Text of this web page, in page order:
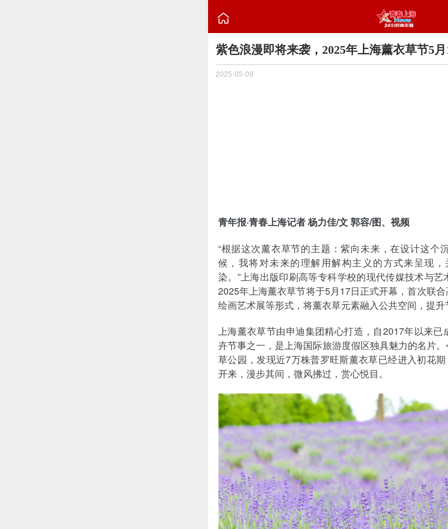

紫色浪漫即将来袭，2025年上海薰衣草节5
2025-05-09
青年报·青春上海记者 杨力佳/文 郭容/图、视频
“根据这次薰衣草节的主题：紫向未来，在设计这个
候，我将对未来的理解用解构主义的方式来呈现
染。”上海出版印刷高等专科学校的现代传媒技术与艺
2025年上海薰衣草节将于5月17日正式开幕，首次联
绘画艺术展等形式，将薰衣草元素融入公共空间，提升
上海薰衣草节由申迪集团精心打造，自2017年以来
卉节事之一，是上海国际旅游度假区独具魅力的名片
草公园，发现近7万株普罗旺斯薰衣草已经进入初花
开来，漫步其间，微风拂过，赏心悦目。